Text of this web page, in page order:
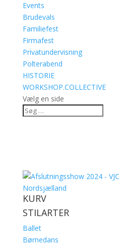
Events
Brudevals
Familiefest
Firmafest
Privatundervisning
Polterabend
HISTORIE
WORKSHOP.COLLECTIVE
Vælg en side
KURV
STILARTER
Ballet
Børnedans